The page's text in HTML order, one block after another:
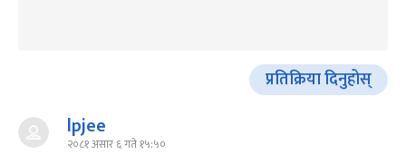
प्रतिक्रिया दिनुहोस्
lpjee
२०८१ असार ६ गते १५:५०